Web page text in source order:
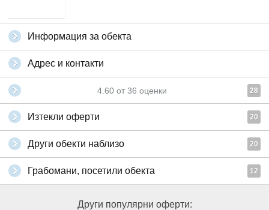
Информация за обекта
Адрес и контакти
4.60 от 36 оценки 28
Изтекли оферти 20
Други обекти наблизо 20
Грабомани, посетили обекта 12
Други популярни оферти: